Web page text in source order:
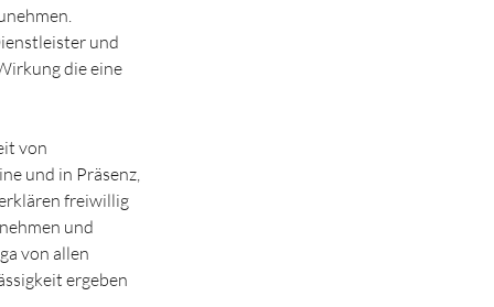
und
die eine
von
und in Präsenz,
freiwillig
und
von allen
ergeben